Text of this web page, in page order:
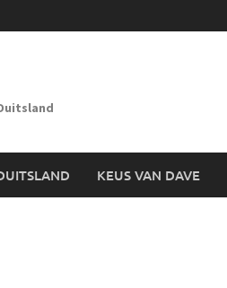
KEUS VAN DAVE